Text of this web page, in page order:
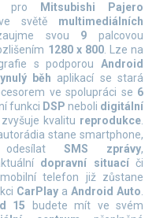
pro
Mitsubishi Pajero
světě multimediálních
svou 9 palcovou
1280 x 800. Lze na
s podporou Android
běh aplikací se stará
ve spolupráci se 6
funkci DSP neboli digitální
kvalitu reprodukce.
stane smartphone,
SMS zprávy,
dopravní situacíči
telefon již zůstane
CarPlaya Android Auto.
15 budete mít ve svém